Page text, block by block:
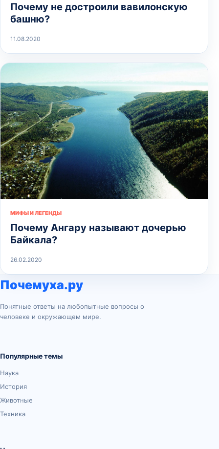
Почему не достроили вавилонскую
башню?
11.08.2020
МИФЫ И ЛЕГЕНДЫ
Почему Ангару называют дочерью
Байкала?
26.02.2020
Почемуха.ру
Понятные ответы на любопытные вопросы о
человеке и окружающем мире.
Популярные темы
Наука
История
Животные
Техника